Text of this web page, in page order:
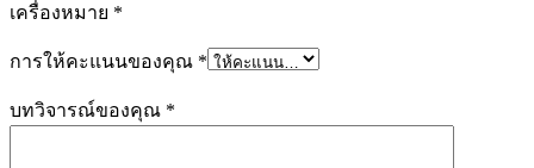
เครื่องหมาย *
การให้คะแนนของคุณ *
บทวิจารณ์ของคุณ *